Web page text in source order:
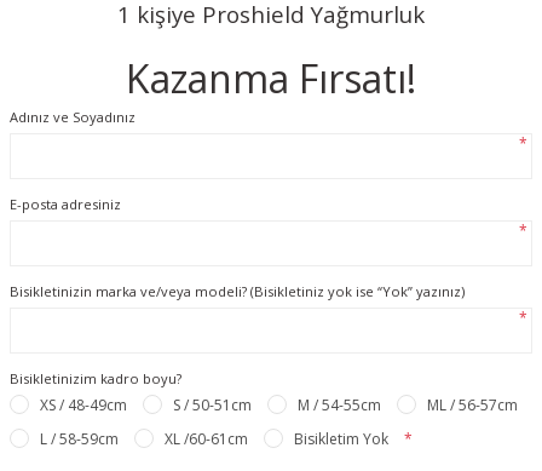
1 kişiye Proshield Yağmurluk
Kazanma Fırsatı!
Adınız ve Soyadınız
*
E-posta adresiniz
*
Bisikletinizin marka ve/veya modeli? (Bisikletiniz yok ise “Yok” yazınız)
*
Bisikletinizim kadro boyu?
XS / 48-49cm S / 50-51cm M / 54-55cm
ML / 56-57cm
L / 58-59cm
XL /60-61cm Bisikletim Yok *